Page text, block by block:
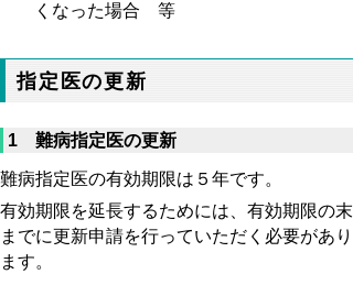
くなった場合 等
指定医の更新
1 難病指定医の更新
難病指定医の有効期限は５年です。
有効期限を延長するためには、有効期限の末
までに更新申請を行っていただく必要があり
ます。